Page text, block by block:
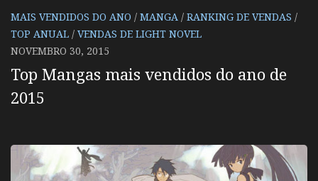
MAIS VENDIDOS DO ANO / MANGA / RANKING DE VENDAS /
TOP ANUAL / VENDAS DE LIGHT NOVEL
NOVEMBRO 30, 2015
Top Mangas mais vendidos do ano de
2015